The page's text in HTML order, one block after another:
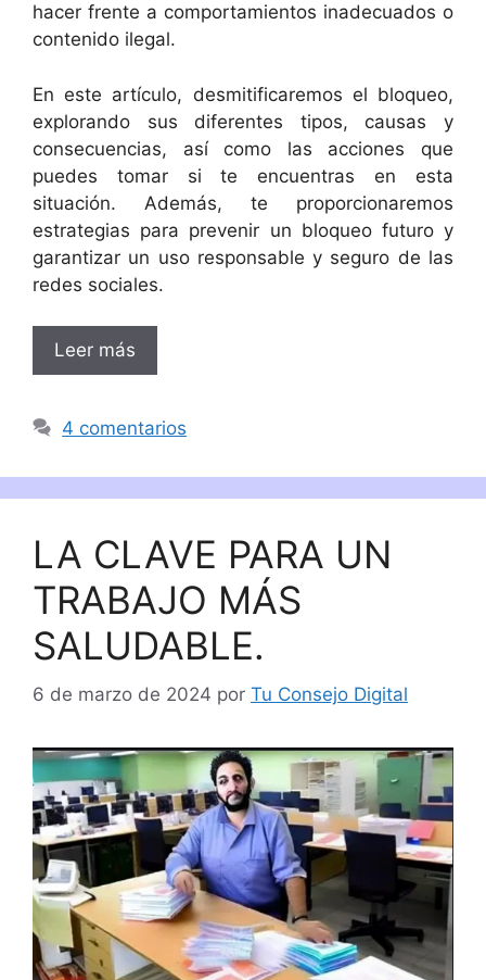
hacer frente a comportamientos inadecuados o
contenido ilegal.
En este artículo, desmitificaremos el bloqueo,
explorando sus diferentes tipos, causas y
consecuencias, así como las acciones que
puedes tomar si te encuentras en esta
situación. Además, te proporcionaremos
estrategias para prevenir un bloqueo futuro y
garantizar un uso responsable y seguro de las
redes sociales.
Leer más
4 comentarios
LA CLAVE PARA UN
TRABAJO MÁS
SALUDABLE.
6 de marzo de 2024 por Tu Consejo Digital